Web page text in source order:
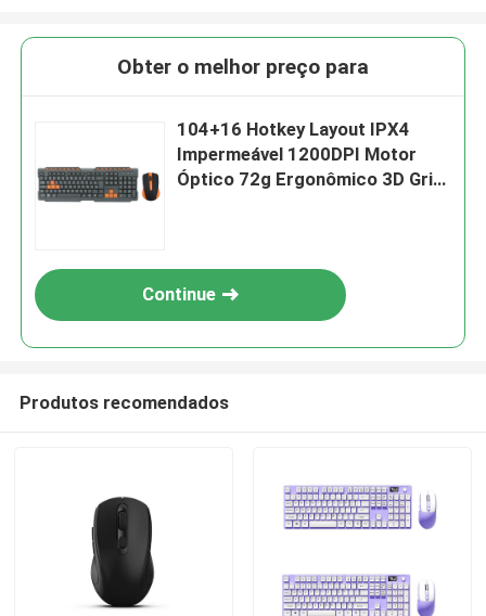
Obter o melhor preço para
104+16 Hotkey Layout IPX4
Impermeável 1200DPI Motor
Óptico 72g Ergonômico 3D Grip
Continue
Produtos recomendados